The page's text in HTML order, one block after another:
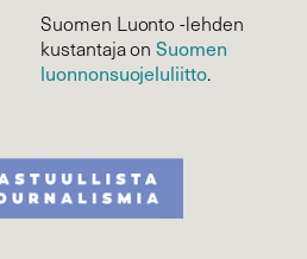
Suomen Luonto -lehden
kustantaja onSuomen
luonnonsuojelu­liitto.